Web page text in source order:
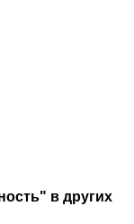
в других